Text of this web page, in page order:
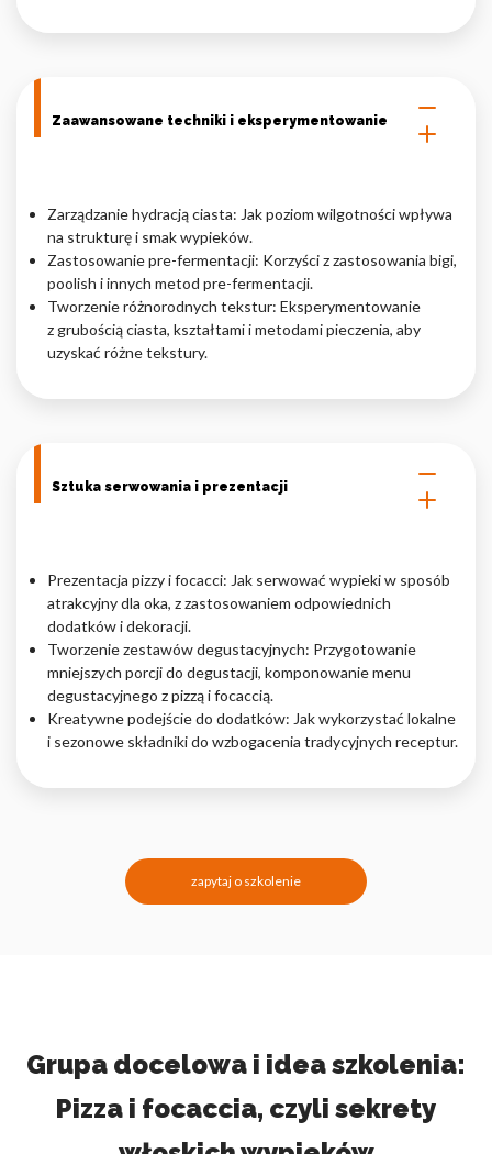
Zaawansowane techniki i eksperymentowanie
Zarządzanie hydracją ciasta: Jak poziom wilgotności wpływa
na strukturę i smak wypieków.
Zastosowanie pre-fermentacji: Korzyści z zastosowania bigi,
poolish i innych metod pre-fermentacji.
Tworzenie różnorodnych tekstur: Eksperymentowanie
z grubością ciasta, kształtami i metodami pieczenia, aby
uzyskać różne tekstury.
Sztuka serwowania i prezentacji
Prezentacja pizzy i focacci: Jak serwować wypieki w sposób
atrakcyjny dla oka, z zastosowaniem odpowiednich
dodatków i dekoracji.
Tworzenie zestawów degustacyjnych: Przygotowanie
mniejszych porcji do degustacji, komponowanie menu
degustacyjnego z pizzą i focaccią.
Kreatywne podejście do dodatków: Jak wykorzystać lokalne
i sezonowe składniki do wzbogacenia tradycyjnych receptur.
zapytaj o szkolenie
Grupa docelowa i idea szkolenia:
Pizza i focaccia, czyli sekrety